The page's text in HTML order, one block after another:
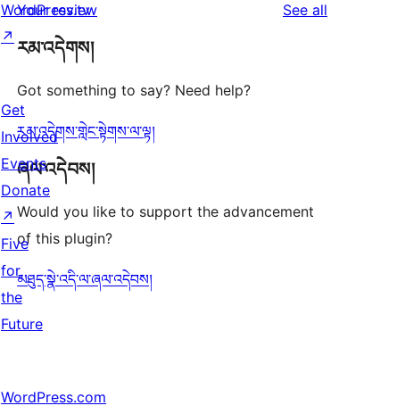
Your review See all
རམ་འདེགས།
Got something to say? Need help?
རམ་འདེགས་གླེང་སྟེགས་ལ་ལྟ།
ཞལ་འདེབས།
Would you like to support the advancement
of this plugin?
མཐུད་སྣེ་འདི་ལ་ཞལ་འདེབས།
WordPress.tv
↗
Get
Involved
Events
Donate
↗
Five
for
the
Future
WordPress.com